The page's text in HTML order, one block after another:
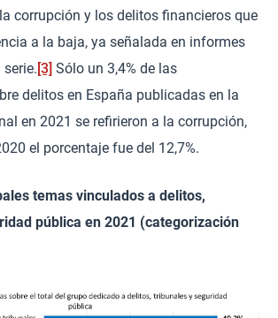
corrupción y los delitos financieros que
a la baja, ya señalada en informes
[3] Sólo un 3,4% de las
delitos en España publicadas en la
en 2021 se refirieron a la corrupción,
el porcentaje fue del 12,7%.
temas vinculados a delitos,
pública en 2021 (categorización